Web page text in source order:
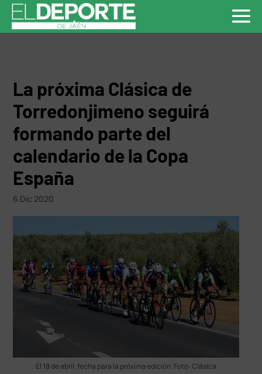
La próxima Clásica de
Torredonjimeno seguirá
formando parte del
calendario de la Copa
España
6 Dic 2020
El 18 de abril, fecha para la próxima edición. Foto: Clásica